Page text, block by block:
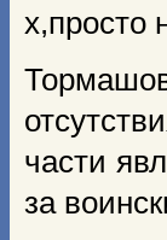
х,просто
части
за